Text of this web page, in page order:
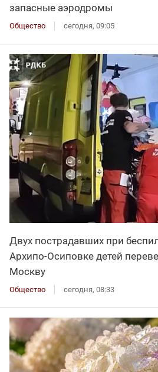
запасные аэродромы
Общество сегодня, 09:05
Двух пострадавших при
Архипо-Осиповке детей
Москву
Общество сегодня, 08:33